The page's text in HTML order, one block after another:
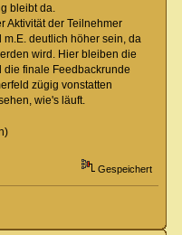
bleibt da.
Aktivität der Teilnehmer
deutlich höher sein, da
wird. Hier bleiben die
die finale Feedbackrunde
zügig vonstatten
wie's läuft.
Gespeichert